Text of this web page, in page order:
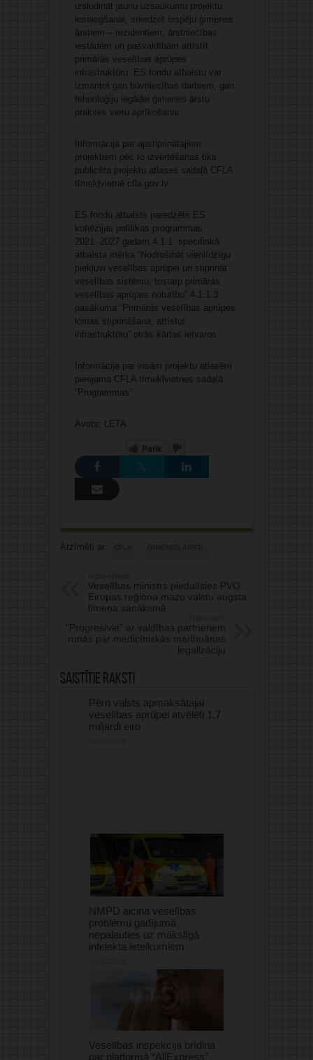
izsludināt jaunu uzsaukumu projektu
iesniegšanai, sniedzot iespēju ģimenes
ārstiem – rezidentiem, ārstniecības
iestādēm un pašvaldībām attīstīt
primārās veselības aprūpes
infrastruktūru. ES fondu atbalstu var
izmantot gan būvniecības darbiem, gan
tehnoloģiju iegādei ģimenes ārstu
prakses vietu aprīkošanai.
Informācija par apstiprinātajiem
projektiem pēc to izvērtēšanas tiks
publicēta projektu atlases sadaļā CFLA
tīmekļvietnē cfla.gov.lv.
ES fondu atbalsts paredzēts ES
kohēzijas politikas programmas
2021.-2027.gadam 4.1.1. specifiskā
atbalsta mērķa “Nodrošināt vienlīdzīgu
piekļuvi veselības aprūpei un stiprināt
veselības sistēmu, tostarp primārās
veselības aprūpes noturību” 4.1.1.3.
pasākuma “Primārās veselības aprūpes
lomas stiprināšana, attīstot
infrastruktūru” otrās kārtas ietvaros.
Informācija par visām projektu atlasēm
pieejama CFLA tīmekļvietnes sadaļā
“Programmas”.
Avots: LETA
Patīk
Atzīmēti ar: CFLA ĢIMENES ĀRSTI
Veselības ministrs piedalīsies PVO
Eiropas reģiona mazo valstu augsta
līmeņa sanāksmē
“Progresīvie” ar valdības partneriem
runās par medicīniskās marihuānas
legalizāciju
Saistītie raksti
Pērn valsts apmaksātajai
veselības aprūpei atvēlēti 1,7
miljardi eiro
NMPD aicina veselības
problēmu gadījumā
nepaļauties uz mākslīgā
intelekta ieteikumiem
Veselības inspekcija brīdina
par platformā “AliExpress”